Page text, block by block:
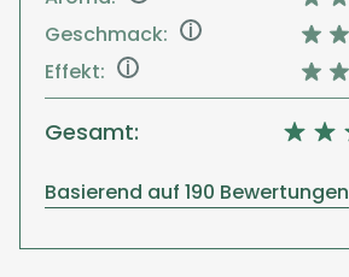
Geschmack: i
Effekt: i
Gesamt:
Basierend auf 190 Bewertungen